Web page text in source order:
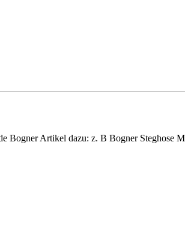
Bogner Artikel dazu: z. B Bogner Steghose